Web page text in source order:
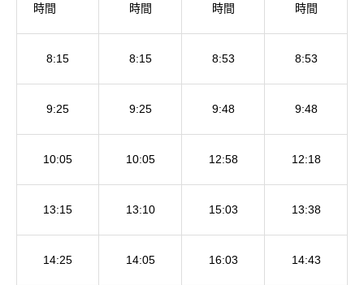
時間 時間 時間 時間
8:15 8:15 8:53 8:53
9:25 9:25 9:48 9:48
10:05 10:05 12:58 12:18
13:15 13:10 15:03 13:38
14:25 14:05 16:03 14:43